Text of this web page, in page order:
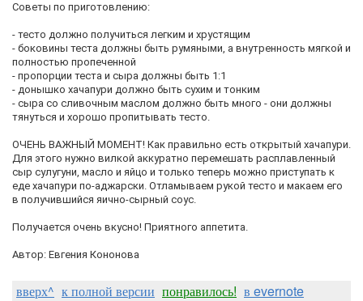
Советы по приготовлению:
- тесто должно получиться легким и хрустящим
- боковины теста должны быть румяными, а внутренность мягкой и
полностью пропеченной
- пропорции теста и сыра должны быть 1:1
- донышко хачапури должно быть сухим и тонким
- сыра со сливочным маслом должно быть много - они должны
тянуться и хорошо пропитывать тесто.
ОЧЕНЬ ВАЖНЫЙ МОМЕНТ! Как правильно есть открытый хачапури.
Для этого нужно вилкой аккуратно перемешать расплавленный
сыр сулугуни, масло и яйцо и только теперь можно приступать к
еде хачапури по-аджарски. Отламываем рукой тесто и макаем его
в получившийся яично-сырный соус.
Получается очень вкусно! Приятного аппетита.
Автор: Евгения Кононова
вверх^ к полной версии понравилось! в evernote